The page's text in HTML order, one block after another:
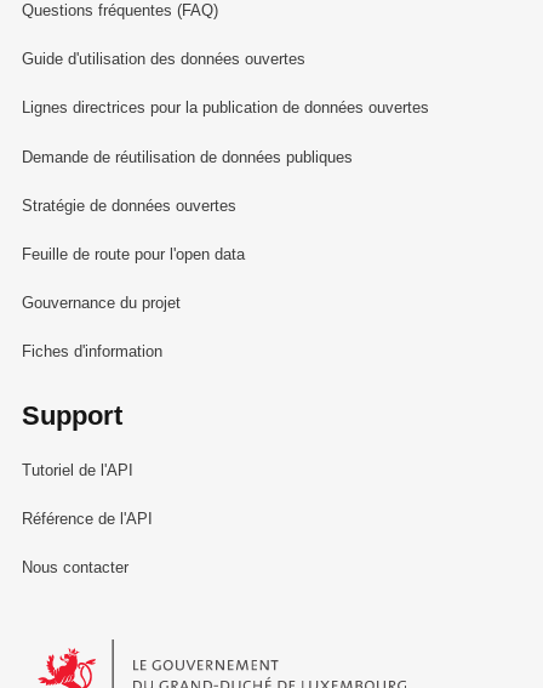
Questions fréquentes (FAQ)
Guide d'utilisation des données ouvertes
Lignes directrices pour la publication de données ouvertes
Demande de réutilisation de données publiques
Stratégie de données ouvertes
Feuille de route pour l'open data
Gouvernance du projet
Fiches d'information
Support
Tutoriel de l'API
Référence de l'API
Nous contacter
Le Gouvernement du Grand-Duché de Luxembourg - Service